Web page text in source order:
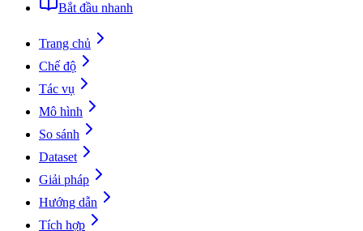
Bắt đầu nhanh
Trang chủ
Chế độ
Tác vụ
Mô hình
So sánh
Dataset
Giải pháp
Hướng dẫn
Tích hợp